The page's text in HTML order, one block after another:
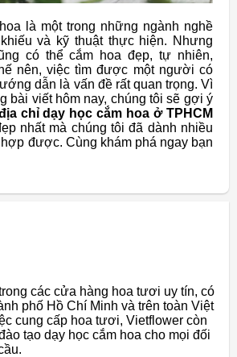
là một trong những ngành nghề
và kỹ thuật thực hiện. Nhưng
có thể cắm hoa đẹp, tự nhiên,
nên, việc tìm được một người có
dẫn là vấn đề rất quan trọng. Vì
bài viết hôm nay, chúng tôi sẽ gợi ý
chỉ dạy học cắm hoa ở TPHCM
nhất mà chúng tôi đã dành nhiều
được. Cùng khám phá ngay bạn
các cửa hàng hoa tươi uy tín, có
phố Hồ Chí Minh và trên toàn Việt
cung cấp hoa tươi, Vietflower còn
tạo dạy học cắm hoa cho mọi đối